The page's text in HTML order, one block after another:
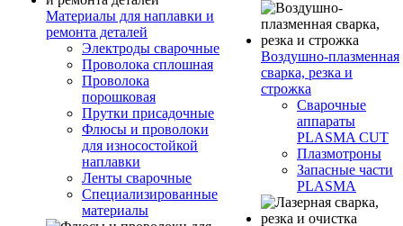
Материалы для наплавки и
ремонта деталей
Электроды сварочные
Проволока сплошная
Проволока
порошковая
Прутки присадочные
Флюсы и проволоки
для износостойкой
наплавки
Ленты сварочные
Специализированные
материалы
Воздушно-плазменная
сварка, резка и
строжка
Сварочные
аппараты
PLASMA CUT
Плазмотроны
Запасные части
PLASMA